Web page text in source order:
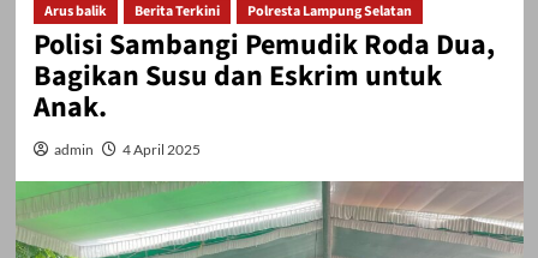
Arus balik Berita Terkini Polresta Lampung Selatan
Polisi Sambangi Pemudik Roda Dua,
Bagikan Susu dan Eskrim untuk
Anak.
admin 4 April 2025